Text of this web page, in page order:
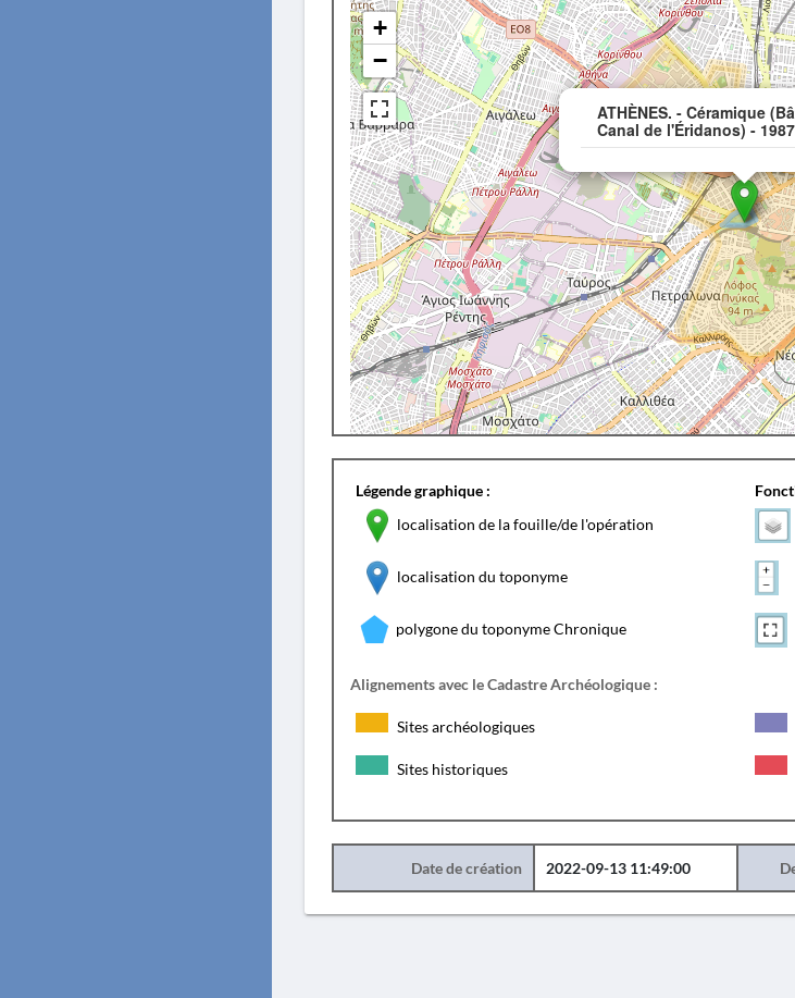
ATHÈNES. - Céramique
Canal de l'Éridanos) - 1987
+
−
Légende graphique :
localisation de la fouille/de l'opération
localisation du toponyme
polygone du toponyme Chronique
Alignements avec le Cadastre Archéologique :
Sites archéologiques
Sites historiques
Date de création 2022-09-13 11:49:00